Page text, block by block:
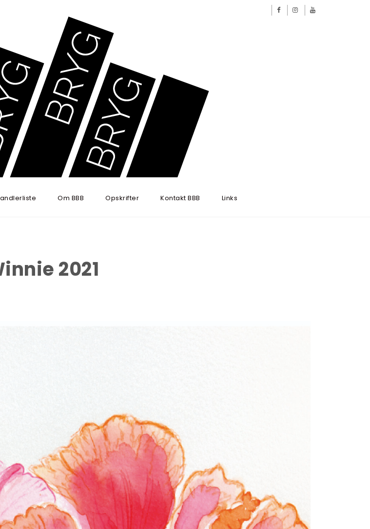
Om BBB Opskrifter Kontakt BBB Links
2021